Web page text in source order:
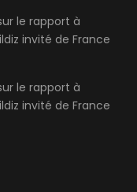
le rapport à
invité de France
le rapport à
invité de France